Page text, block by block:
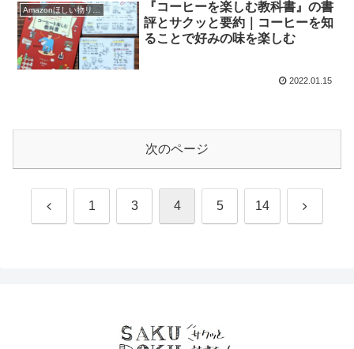
『コーヒーを楽しむ教科書』の書
評とサクッと要約｜コーヒーを知
ることで好みの味を楽しむ
2022.01.15
次のページ
前 1 3 4 5 14 次